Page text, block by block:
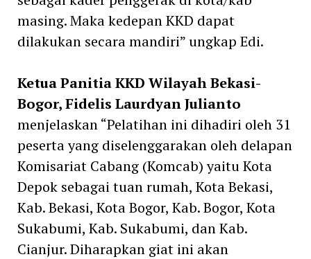
masing. Maka kedepan KKD dapat
dilakukan secara mandiri” ungkap Edi.
Ketua Panitia KKD Wilayah Bekasi-
Bogor, Fidelis Laurdyan Julianto
menjelaskan “Pelatihan ini dihadiri oleh 31
peserta yang diselenggarakan oleh delapan
Komisariat Cabang (Komcab) yaitu Kota
Depok sebagai tuan rumah, Kota Bekasi,
Kab. Bekasi, Kota Bogor, Kab. Bogor, Kota
Sukabumi, Kab. Sukabumi, dan Kab.
Cianjur. Diharapkan giat ini akan